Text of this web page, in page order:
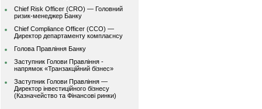
Chief Risk Officer (CRO) — Головний
ризик-менеджер Банку
Chief Compliance Officer (CCO) —
Директор департаменту комплаєнсу
Голова Правління Банку
Заступник Голови Правління -
напрямок «Транзакційний бізнес»
Заступник Голови Правління —
Директор інвестиційного бізнесу
(Казначейство та Фінансові ринки)